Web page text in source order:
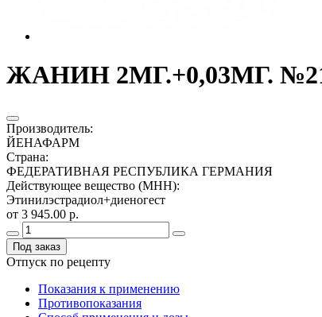
ЖАНИН 2МГ.+0,03МГ.
Производитель:
ЙЕНАФАРМ
Страна:
ФЕДЕРАТИВНАЯ РЕСПУБЛИКА ГЕРМАНИЯ
Действующее вещество (МНН):
Этинилэстрадиол+диеногест
от 3 945.00 р.
Под заказ
Отпуск по рецепту
Показания к применению
Противопоказания